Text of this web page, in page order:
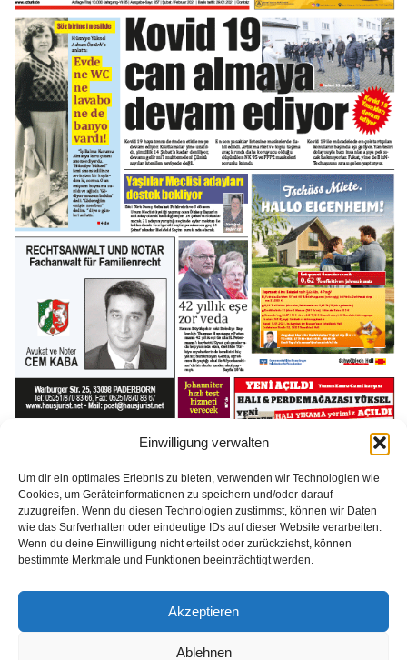
Einwilligung verwalten
Um dir ein optimales Erlebnis zu bieten, verwenden wir Technologien wie
Cookies, um Geräteinformationen zu speichern und/oder darauf
zuzugreifen. Wenn du diesen Technologien zustimmst, können wir Daten
wie das Surfverhalten oder eindeutige IDs auf dieser Website verarbeiten.
Wenn du deine Einwilligung nicht erteilst oder zurückziehst, können
bestimmte Merkmale und Funktionen beeinträchtigt werden.
Akzeptieren
Ablehnen
Herunterladen
Weiterlesen